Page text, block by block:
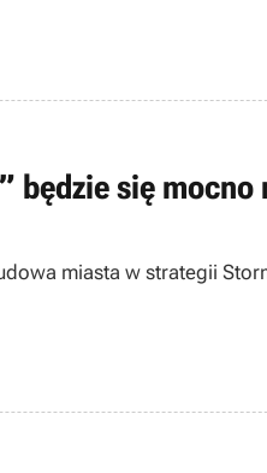
będzie się mocno
miasta w strategii